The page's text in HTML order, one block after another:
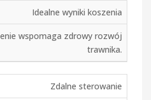
Idealne wyniki koszenia
wspomaga zdrowy rozwój
trawnika.
Zdalne sterowanie